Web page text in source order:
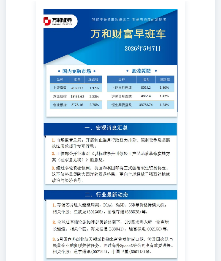
期，DRAM、NAND、SSD等价格持续大涨。相关个股：江
波龙(301308)，佰维存储（688525)等。 2.全球AI基础设施
加速部署的浪潮下，CPU需求进入新一轮高增长通道。相关
个股：海光信息(688041)，通富微电(002156)等。 3.5月国内
外商业航天领域将迎来密集发射窗口期，涉及国家队与民营
企业的多项关键任务，同时海外Spacex等公司也有重要进
展。相关个股：通宇通讯(002792)，中国卫星(600118)等。
1。均胜电子(600699)：盈利能力持续优化，在手订单饱
满，前瞻 2.九丰能源（605090)：清洁能源、能源服务及特
种气体三大业务协同发展，一体化布局发展业绩稳健增长。
产品上具备技术优势，新产品落地继续取得进展。4.广钢气
体(688548)：公司聚焦电子大宗核心主业、优化产品结构，
产能释放驱动业绩，全球化布局打开成长空间。 四、市场
回顾及展望昨日A股迎来五一假期后首个交易日，三大指数
全线高开高走、 交量方面，两市全天成交额为3.22万亿，
较前一个交易日放量 盘面上，短线情绪周期处于结构性热
度区间，超百股涨停或涨超10%的格局延续，市场风险偏好
处于较高水位，无论是高位股的晋级率，还是低位首板的挖
掘力度，资金接力意愿较为积极。 板块方面，科技成长赛
道成为资金抱团的核心方向，半导体产业链全线爆发，其中
存储芯片、GPU细分方向领涨全市场。其次，AI算力、通
稀土、航天装备、电池等板块亦有亮眼表现。调整方面，
酒店餐饮、旅游及景区板块受假期利好兑现影响跌幅居前，